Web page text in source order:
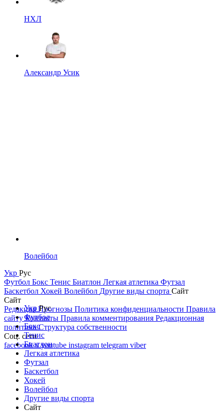
НХЛ
Александр Усик
Волейбол
Укр Рус
Футбол Бокс Тенис Биатлон Легкая атлетика Футзал
Баскетбол Хокей Волейбол Другие виды спорта Сайт
Сайт
РедакцияПрогнозы Политика конфиденциальности Правила
сайтуКонтакты Правила комментирования Редакционная
политикаСтруктура собственности
Соц. сети
facebookxyoutube instagram telegram viber
УкрРус
Футбол
Бокс
Тенис
Биатлон
Легкая атлетика
Футзал
Баскетбол
Хокей
Волейбол
Другие виды спорта
Сайт